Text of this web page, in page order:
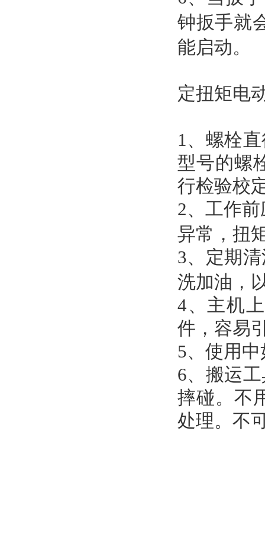
钟扳手就
能启动。
定扭矩电
1、螺栓
型号的螺
行检验校
2、工作
异常，扭
3、定期
洗加油，
4、主机
件，容易
5、使用
6、搬运
摔碰。不
处理。不